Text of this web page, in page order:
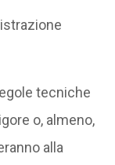
tecniche
o, almeno,
alla